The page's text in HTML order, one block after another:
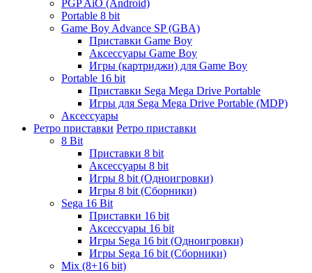
PGP AiO (Android)
Portable 8 bit
Game Boy Advance SP (GBA)
Приставки Game Boy
Аксессуары Game Boy
Игры (картриджи) для Game Boy
Portable 16 bit
Приставки Sega Mega Drive Portable
Игры для Sega Mega Drive Portable (MDP)
Аксессуары
Ретро приставки Ретро приставки
8 Bit
Приставки 8 bit
Аксессуары 8 bit
Игры 8 bit (Одноигровки)
Игры 8 bit (Сборники)
Sega 16 Bit
Приставки 16 bit
Аксессуары 16 bit
Игры Sega 16 bit (Одноигровки)
Игры Sega 16 bit (Сборники)
Mix (8+16 bit)